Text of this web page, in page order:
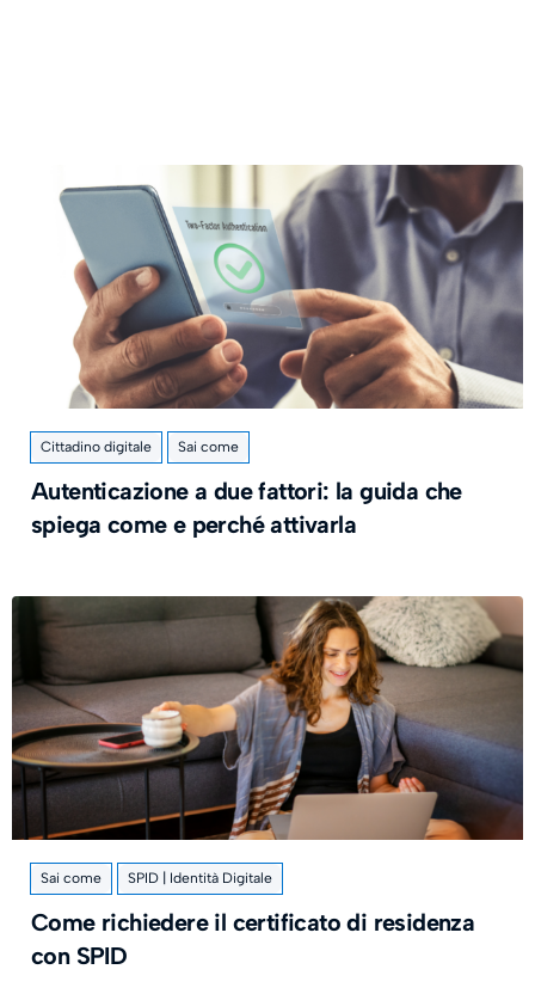
Cittadino digitale Sai come
Autenticazione a due fattori: la guida che
spiega come e perché attivarla
Sai come SPID | Identità Digitale
Come richiedere il certificato di residenza
con SPID